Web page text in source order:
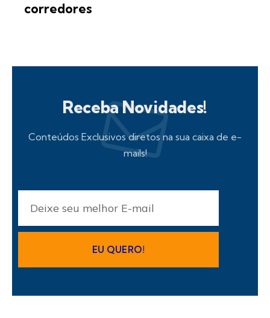
corredores
Receba Novidades!
Conteúdos Exclusivos diretos na sua caixa de e-
mails!
EU QUERO!